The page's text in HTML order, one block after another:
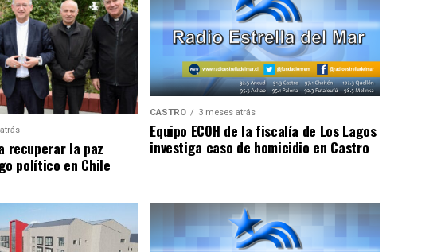
recuperar la paz
político en Chile
CASTRO 3 meses atrás
Equipo ECOH de la fiscalía de Los Lagos
investiga caso de homicidio en Castro